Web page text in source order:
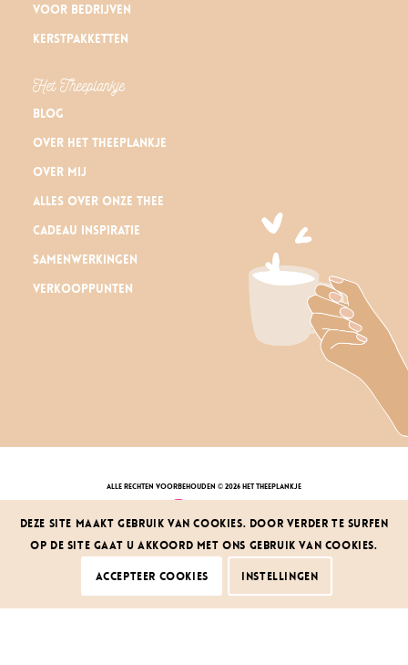
Voor bedrijven
Kerstpakketten
Het Theeplankje
Blog
Over Het Theeplankje
Over mij
Alles over onze thee
Cadeau inspiratie
Samenwerkingen
Verkooppunten
alle rechten voorbehouden © 2026 Het Theeplankje
privacy policy|algemene voorwaarden
klachten & herroepingsrecht|service
Deze site maakt gebruik van cookies. Door verder te surfen
op de site gaat u akkoord met ons gebruik van cookies.
Accepteer cookies Instellingen